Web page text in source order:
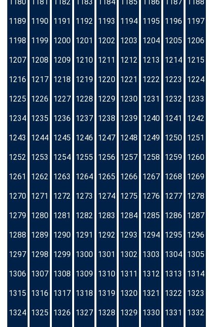
1189 1190 1191 1192 1193 1194 1195 1196 1197
1198 1199 1200 1201 1202 1203 1204 1205 1206
1207 1208 1209 1210 1211 1212 1213 1214 1215
1216 1217 1218 1219 1220 1221 1222 1223 1224
1225 1226 1227 1228 1229 1230 1231 1232 1233
1234 1235 1236 1237 1238 1239 1240 1241 1242
1243 1244 1245 1246 1247 1248 1249 1250 1251
1252 1253 1254 1255 1256 1257 1258 1259 1260
1261 1262 1263 1264 1265 1266 1267 1268 1269
1270 1271 1272 1273 1274 1275 1276 1277 1278
1279 1280 1281 1282 1283 1284 1285 1286 1287
1288 1289 1290 1291 1292 1293 1294 1295 1296
1297 1298 1299 1300 1301 1302 1303 1304 1305
1306 1307 1308 1309 1310 1311 1312 1313 1314
1315 1316 1317 1318 1319 1320 1321 1322 1323
1324 1325 1326 1327 1328 1329 1330 1331 1332